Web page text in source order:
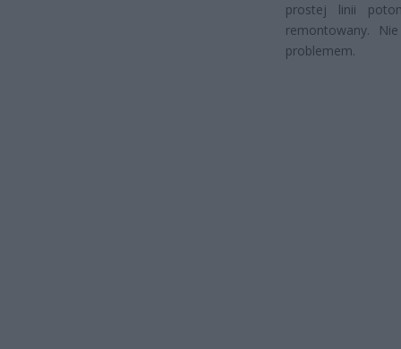
prostej linii
remontowany.
problemem.